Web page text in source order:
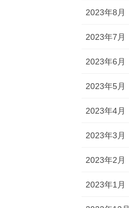
2023年8月
2023年7月
2023年6月
2023年5月
2023年4月
2023年3月
2023年2月
2023年1月